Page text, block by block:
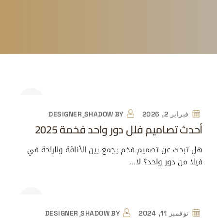
فبراير 2, 2026 BY DESIGNER ٍSHADOW
أحدث تصاميم فلل دور واحد فخمة 2025
هل تبحث عن تصميم فخم يجمع بين الأناقة والراحة في
فيلا من دور واحد؟ لا…
نوفمبر 11, 2024 BYDESIGNER ٍSHADOW